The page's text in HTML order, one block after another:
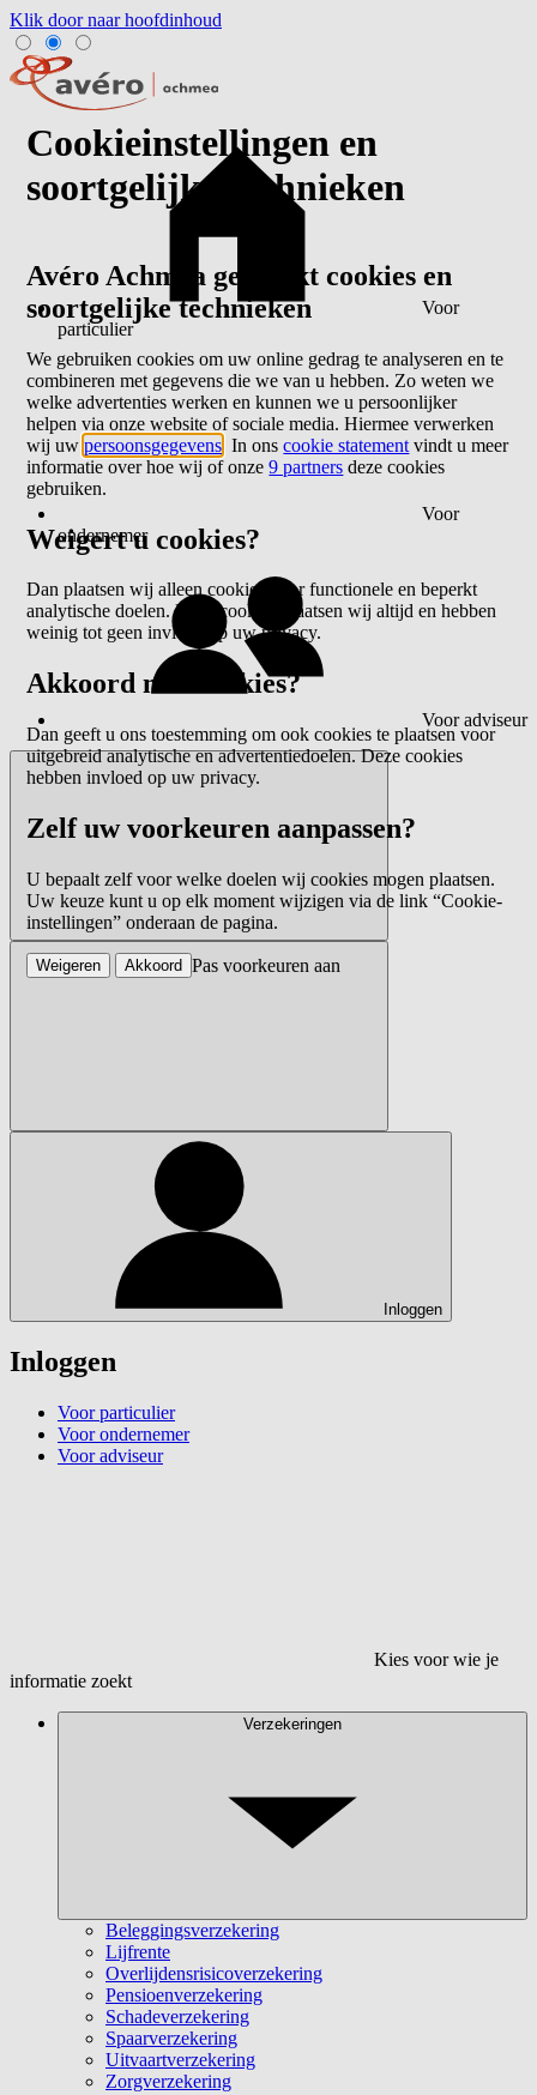
Klik door naar hoofdinhoud
Voor
particulier
Voor
ondernemer
Voor adviseur
Inloggen
Inloggen
Voor particulier
Voor ondernemer
Voor adviseur
Kies voor wie je
informatie zoekt
Verzekeringen
Beleggingsverzekering
Lijfrente
Overlijdensrisicoverzekering
Pensioenverzekering
Schadeverzekering
Spaarverzekering
Uitvaartverzekering
Zorgverzekering
Cookieinstellingen en
soortgelijke technieken
Avéro Achmea gebruikt cookies en
soortgelijke technieken
We gebruiken cookies om uw online gedrag te analyseren en te
combineren met gegevens die we van u hebben. Zo weten we
welke advertenties werken en kunnen we u persoonlijker
helpen via onze website of sociale media. Hiermee verwerken
wij uwpersoonsgegevens . In onscookie statement vindt u meer
informatie over hoe wij of onze9 partners deze cookies
gebruiken.
Weigert u cookies?
Dan plaatsen wij alleen cookies voor functionele en beperkt
analytische doelen. Deze cookies plaatsen wij altijd en hebben
weinig tot geen invloed op uw privacy.
Akkoord met cookies?
Dan geeft u ons toestemming om ook cookies te plaatsen voor
uitgebreid analytische en advertentiedoelen. Deze cookies
hebben invloed op uw privacy.
Zelf uw voorkeuren aanpassen?
U bepaalt zelf voor welke doelen wij cookies mogen plaatsen.
Uw keuze kunt u op elk moment wijzigen via de link “Cookie-
instellingen” onderaan de pagina.
Pas voorkeuren aan
Weigeren Akkoord